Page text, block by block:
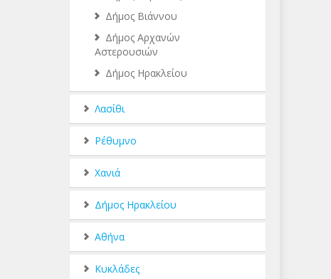
Δήμος Βιάννου
Δήμος Αρχανών
Αστερουσιών
Δήμος Ηρακλείου
Λασίθι
Ρέθυμνο
Χανιά
Δήμος Ηρακλείου
Αθήνα
Κυκλάδες